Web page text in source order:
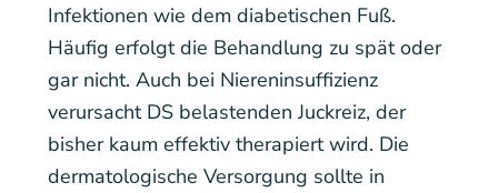
Infektionen wie dem diabetischen Fuß.
Häufig erfolgt die Behandlung zu spät oder
gar nicht. Auch bei Niereninsuffizienz
verursacht DS belastenden Juckreiz, der
bisher kaum effektiv therapiert wird. Die
dermatologische Versorgung sollte in